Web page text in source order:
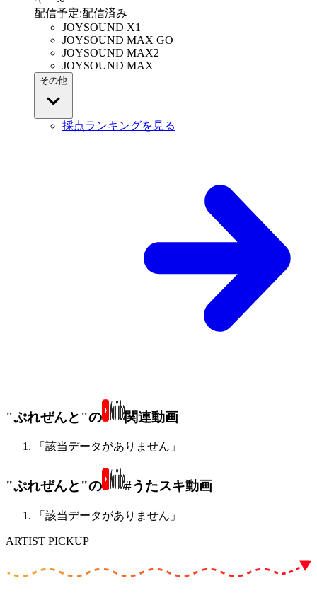
配信予定:配信済み
JOYSOUND X1
JOYSOUND MAX GO
JOYSOUND MAX2
JOYSOUND MAX
その他
採点ランキングを見る
"ぷれぜんと"の 関連動画
「該当データがありません」
"ぷれぜんと"の #うたスキ動画
「該当データがありません」
ARTIST PICKUP